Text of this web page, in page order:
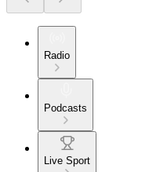
Radio
Podcasts
Live Sport